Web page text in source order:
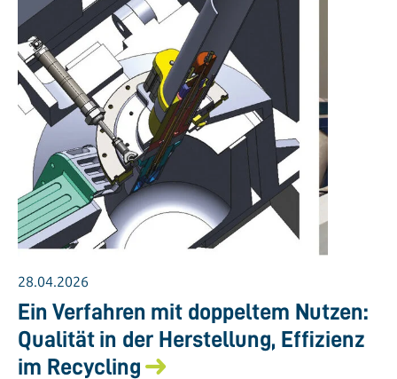
28.04.2026
Ein Verfahren mit doppeltem Nutzen:
Qualität in der Herstellung, Effizienz
im Recycling